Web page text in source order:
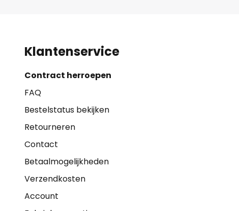
Klantenservice
Contract herroepen
FAQ
Bestelstatus bekijken
Retourneren
Contact
Betaalmogelijkheden
Verzendkosten
Account